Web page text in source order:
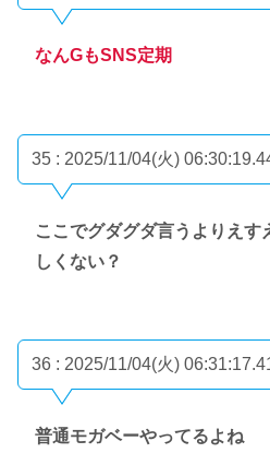
なんGもSNS定期
35 : 2025/11/04(火)
ここでグダグダ言うよりえす
しくない？
36 : 2025/11/04(火)
普通モガベーやってるよね